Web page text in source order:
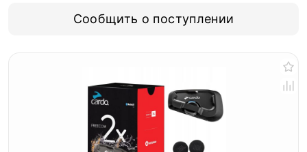
Сообщить о поступлении